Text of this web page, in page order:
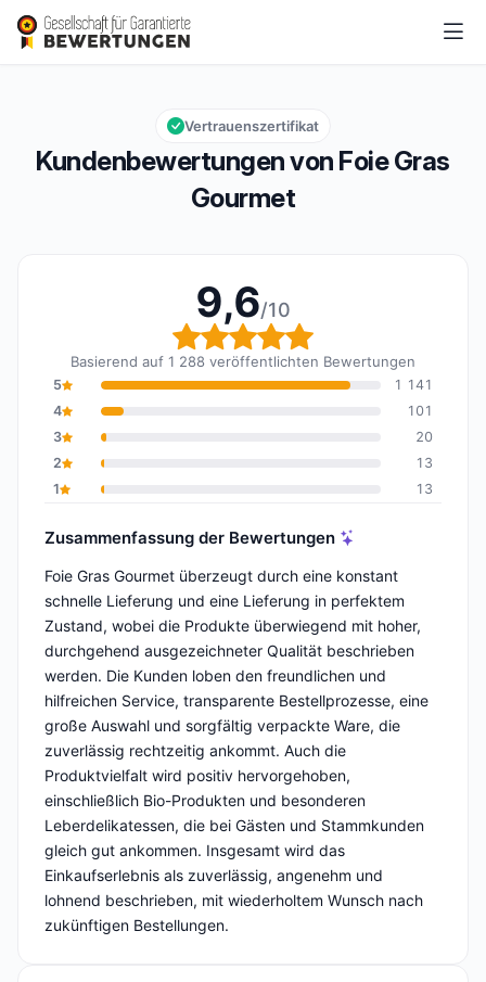
Foie Gras Gourmet
Gesamtbewertung: 9,6 von 10
9,6/10
Kundenbewertungen von Foie Gras
Gourmet
Vertrauenszertifikat
9,6/10
Gesamtbewertung: 9,6
Basierend auf 1 288 veröffentlichten Bewertungen
5
1 141
4
101
3
20
2
13
1
13
Zusammenfassung der Bewertungen
Foie Gras Gourmet überzeugt durch eine konstant
schnelle Lieferung und eine Lieferung in perfektem
Zustand, wobei die Produkte überwiegend mit hoher,
durchgehend ausgezeichneter Qualität beschrieben
werden. Die Kunden loben den freundlichen und
hilfreichen Service, transparente Bestellprozesse, eine
große Auswahl und sorgfältig verpackte Ware, die
zuverlässig rechtzeitig ankommt. Auch die
Produktvielfalt wird positiv hervorgehoben,
einschließlich Bio-Produkten und besonderen
Leberdelikatessen, die bei Gästen und Stammkunden
gleich gut ankommen. Insgesamt wird das
Einkaufserlebnis als zuverlässig, angenehm und
lohnend beschrieben, mit wiederholtem Wunsch nach
zukünftigen Bestellungen.